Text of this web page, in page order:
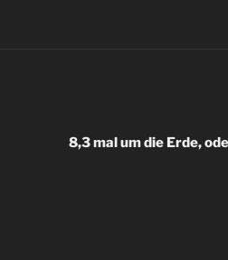
8,3 mal um die Erde,